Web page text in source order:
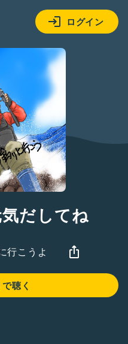
ログイン
だしてね
行こうよ
聴く